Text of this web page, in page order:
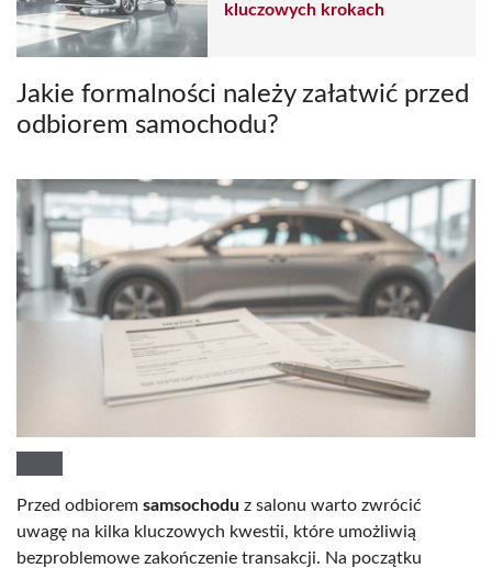
kluczowych krokach
Jakie formalności należy załatwić przed
odbiorem samochodu?
Przed odbiorem samsochodu z salonu warto zwrócić
uwagę na kilka kluczowych kwestii, które umożliwią
bezproblemowe zakończenie transakcji. Na początku